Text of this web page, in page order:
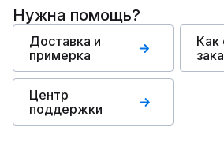
Нужна помощь?
Доставка и
примерка
Как
Центр
поддержки